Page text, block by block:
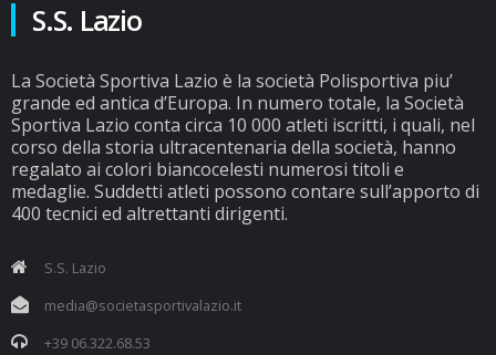
S.S. Lazio
La Società Sportiva Lazio è la società Polisportiva piu’
grande ed antica d’Europa. In numero totale, la Società
Sportiva Lazio conta circa 10 000 atleti iscritti, i quali, nel
corso della storia ultracentenaria della società, hanno
regalato ai colori biancocelesti numerosi titoli e
medaglie. Suddetti atleti possono contare sull’apporto di
400 tecnici ed altrettanti dirigenti.
S.S. Lazio
media@societasportivalazio.it
+39 06.322.68.53